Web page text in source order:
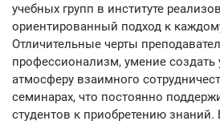
учебных групп в институте
ориентированный подход к
Отличительные черты
профессионализм, умение создать
атмосферу взаимного
семинарах, что постоянно
студентов к приобретению знаний.